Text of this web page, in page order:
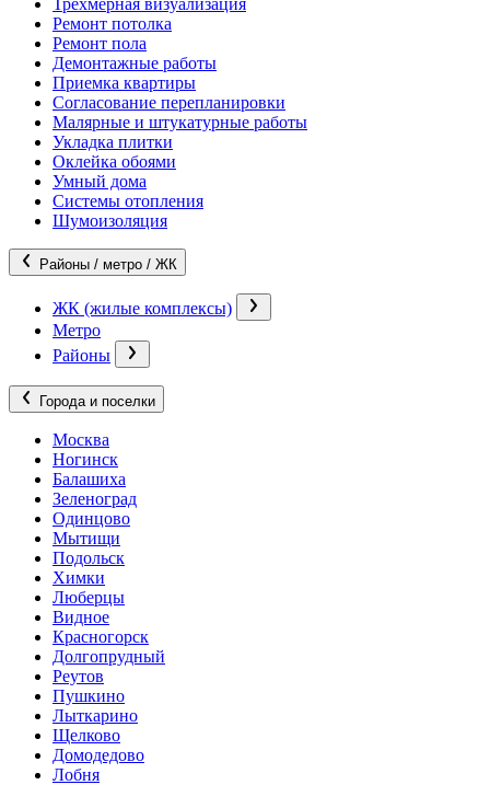
Трехмерная визуализация
Ремонт потолка
Ремонт пола
Демонтажные работы
Приемка квартиры
Согласование перепланировки
Малярные и штукатурные работы
Укладка плитки
Оклейка обоями
Умный дома
Системы отопления
Шумоизоляция
Районы / метро / ЖК
ЖК (жилые комплексы)
Метро
Районы
Города и поселки
Москва
Ногинск
Балашиха
Зеленоград
Одинцово
Мытищи
Подольск
Химки
Люберцы
Видное
Красногорск
Долгопрудный
Реутов
Пушкино
Лыткарино
Щелково
Домодедово
Лобня